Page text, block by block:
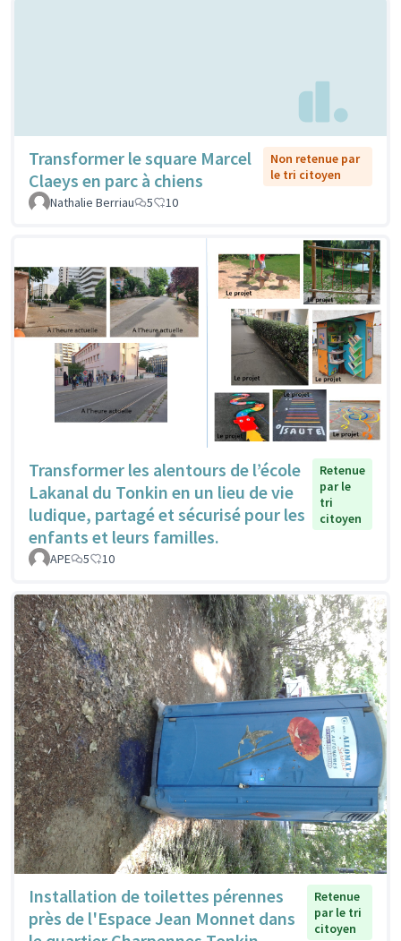
Transformer le square Marcel
Claeys en parc à chiens
Non retenue par
le tri citoyen
Nathalie Berriau
5 10
Transformer les alentours de l’école
Lakanal du Tonkin en un lieu de vie
ludique, partagé et sécurisé pour les
enfants et leurs familles.
Retenue
par le
tri
citoyen
APE 5 10
Installation de toilettes pérennes
près de l'Espace Jean Monnet dans
Retenue
par le tri
citoyen